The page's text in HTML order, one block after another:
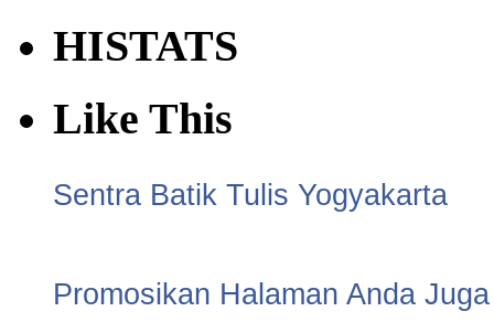
HISTATS
Like This
Sentra Batik Tulis Yogyakarta
Promosikan Halaman Anda Juga